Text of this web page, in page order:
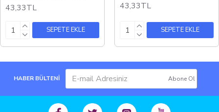
43,33TL
SEPETE EKLE
43,33TL
SEPETE EKLE
HABER BÜLTENİ Abone Ol